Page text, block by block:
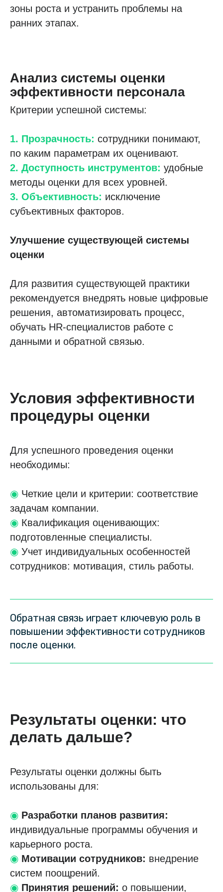
зоны роста и устранить проблемы на
ранних этапах.
Анализ системы оценки
эффективности персонала
Критерии успешной системы:
1. Прозрачность: сотрудники понимают,
по каким параметрам их оценивают.
2. Доступность инструментов: удобные
методы оценки для всех уровней.
3. Объективность: исключение
субъективных факторов.
Улучшение существующей системы
оценки
Для развития существующей практики
рекомендуется внедрять новые цифровые
решения, автоматизировать процесс,
обучать HR-специалистов работе с
данными и обратной связью.
Условия эффективности
процедуры оценки
Для успешного проведения оценки
необходимы:
◉ Четкие цели и критерии: соответствие
задачам компании.
◉ Квалификация оценивающих:
подготовленные специалисты.
◉ Учет индивидуальных особенностей
сотрудников: мотивация, стиль работы.
Обратная связь играет ключевую роль в
повышении эффективности сотрудников
после оценки.
Результаты оценки: что
делать дальше?
Результаты оценки должны быть
использованы для:
◉ Разработки планов развития:
индивидуальные программы обучения и
карьерного роста.
◉ Мотивации сотрудников: внедрение
систем поощрений.
◉ Принятия решений: о повышении,